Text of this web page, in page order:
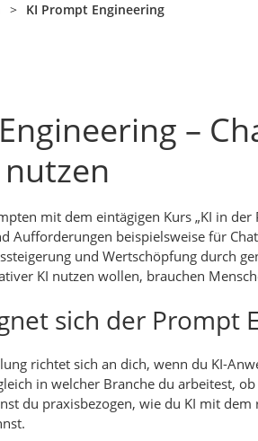
> KI Prompt Engineering
–
mit dem eintägigen Kurs „KI in der
Aufforderungen beispielsweise für
und Wertschöpfung durch
KI nutzen wollen, brauchen
sich der Prompt
richtet sich an dich, wenn du KI-
in welcher Branche du arbeitest,
du praxisbezogen, wie du KI mit